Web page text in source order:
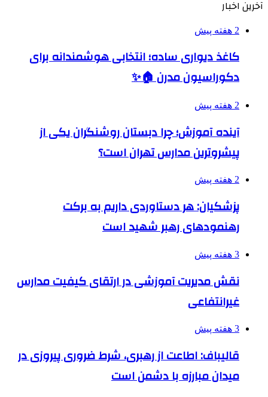
آخرین اخبار
2 هفته پیش
کاغذ دیواری ساده؛ انتخابی هوشمندانه برای
دکوراسیون مدرن 🏠✨
2 هفته پیش
آینده آموزش؛ چرا دبستان روشنگران یکی از
پیشروترین مدارس تهران است؟
2 هفته پیش
پزشکیان: هر دستاوردی داریم به برکت
رهنمودهای رهبر شهید است
3 هفته پیش
نقش مدیریت آموزشی در ارتقای کیفیت مدارس
غیرانتفاعی
3 هفته پیش
قالیباف: اطاعت از رهبری، شرط ضروری پیروزی در
میدان مبارزه با دشمن است